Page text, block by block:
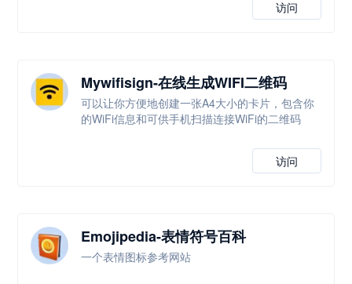
访问
Mywifisign-在线生成WIFI二维码
可以让你方便地创建一张A4大小的卡片，包含你
的WiFi信息和可供手机扫描连接WiFi的二维码
访问
Emojipedia-表情符号百科
一个表情图标参考网站